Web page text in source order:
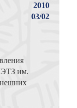
2010
03/02
им.